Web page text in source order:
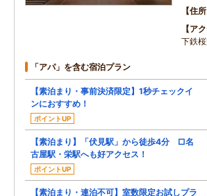
住所
ア
下鉄
「アパ」を含む宿泊プラン
【素泊まり・事前決済限定】1秒チェックイ
ンにおすすめ！
ポイントUP
【素泊まり】「伏見駅」から徒歩4分 □名
古屋駅・栄駅へも好アクセス！
ポイントUP
【素泊まり・連泊不可】室数限定お試しプラ